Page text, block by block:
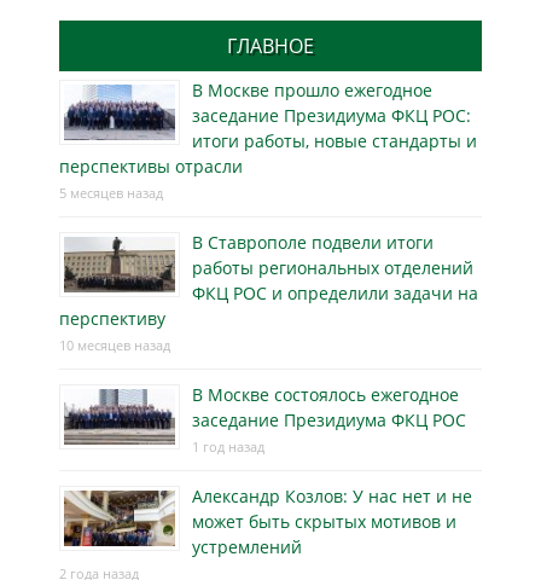
ГЛАВНОЕ
В Москве прошло ежегодное
заседание Президиума ФКЦ РОС:
итоги работы, новые стандарты и
перспективы отрасли
5 месяцев назад
В Ставрополе подвели итоги
работы региональных отделений
ФКЦ РОС и определили задачи на
перспективу
10 месяцев назад
В Москве состоялось ежегодное
заседание Президиума ФКЦ РОС
1 год назад
Александр Козлов: У нас нет и не
может быть скрытых мотивов и
устремлений
2 года назад